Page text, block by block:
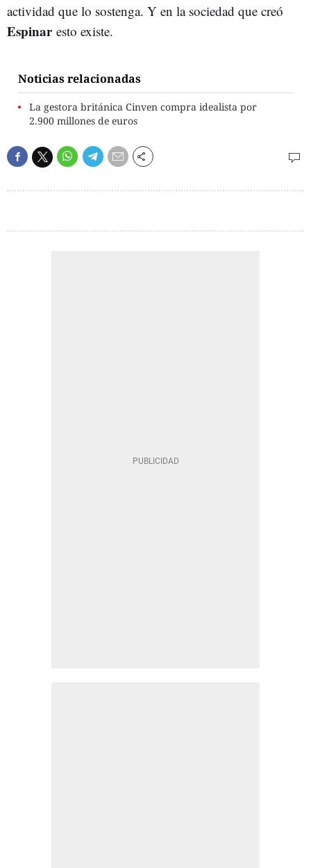
actividad que lo sostenga. Y en la sociedad que creó
Espinaresto existe.
Noticias relacionadas
La gestora británica Cinven compra idealista por
2.900 millones de euros